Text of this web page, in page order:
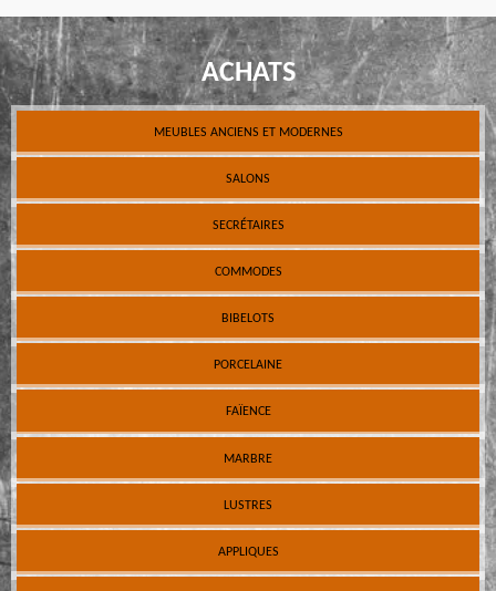
ACHATS
MEUBLES ANCIENS ET MODERNES
SALONS
SECRÉTAIRES
COMMODES
BIBELOTS
PORCELAINE
FAÏENCE
MARBRE
LUSTRES
APPLIQUES